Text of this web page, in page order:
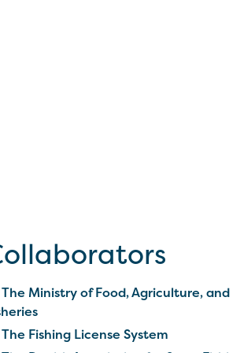
The Ministry of Food, Agriculture, and
The Fishing License System